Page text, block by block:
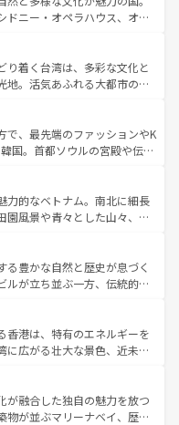
プや列車の旅も、アメリカ
「アロハスピリット」と呼ば
やハワイアンミュージッ
、すべてがハワイの魅力を彩
発見と感動が待っているハ
ドニー・オペラハウス、オー
えるウルル（エアーズロッ
生林やケアンズの熱帯雨林な
た、カフェやワイン、オージ
ており、サーフィンやダイ
ウトドア好きにはたまらな
魅力を存分に味わいつくそ
り着く台湾は、多彩な文化と
地。活気あふれる大都市の台
台湾東部など、都市の喧騒
り、訪れる人に新しい発見と
た、奥深い台湾の食文化も魅
ど、バラエティ豊かな料理
の台湾情報は コンテンツ一覧を参
で、最先端のファッションやK
国。首都ソウルの宮殿や伝統
々の自然美を楽しむことが
肉、絶品のストリートフード
待っている。夜には、韓国な
多彩な魅力を心ゆくまで味
い。 なお、新着の韓国情報はコンテンツ一
力的なベトナム。南北に細長
園風景や青々とした山々、世
。ハノイの古い町並みやホ
代の建物も、独特の雰囲気を
エティの豊かさとおいしさで
トナムコーヒーなどは、ぜ
域を訪れてもあたたかい人々
、きっと忘れられない旅にな
る豊かな自然と歴史が息づく
ルが立ち並ぶ一方、伝統的な
はチェンマイなどの山岳地
はプーケットやクラビの美し
しむことができる。タイ料理
どの季節にも異なる楽しみ
タイの人々、仏教を中心とし
源が、訪れる旅人を魅了し続
香港は、特有のエネルギーを
に広がる壮大な景色、近未来
ず。観光スポットが密集し
回れるのも魅力。息をのむよ
で、香港を存分に楽しみ尽く
が融合した独自の魅力を放つ
物が並ぶマリーナベイ、歴史